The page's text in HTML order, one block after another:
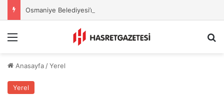
Osmaniye Belediyesi’nden Sahte Aramalara Kritik Uyarı
Anasayfa /Yerel
Yerel